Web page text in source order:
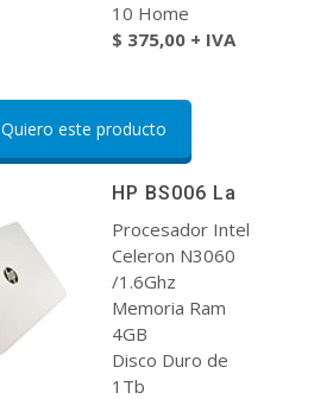
10 Home
$ 375,00 + IVA
Quiero este producto
HP BS006 La
Procesador Intel
Celeron N3060
/1.6Ghz
Memoria Ram
4GB
Disco Duro de
1Tb